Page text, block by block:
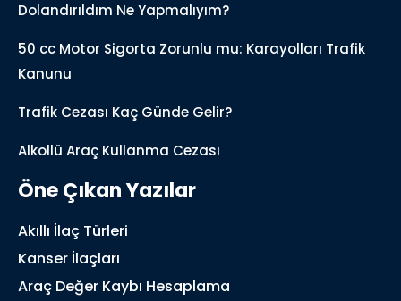
Dolandırıldım Ne Yapmalıyım?
50 cc Motor Sigorta Zorunlu mu: Karayolları Trafik
Kanunu
Trafik Cezası Kaç Günde Gelir?
Alkollü Araç Kullanma Cezası
Öne Çıkan Yazılar
Akıllı İlaç Türleri
Kanser İlaçları
Araç Değer Kaybı Hesaplama